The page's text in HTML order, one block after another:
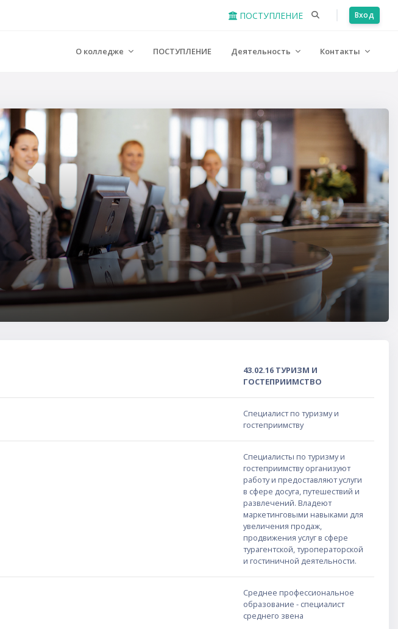
ПОСТУПЛЕНИЕ Вход
О колледже ПОСТУПЛЕНИЕ Деятельность Контакты
43.02.16 ТУРИЗМ И
ГОСТЕПРИИМСТВО
Специалист по туризму и
гостеприимству
Специалисты по туризму и
гостеприимству организуют
работу и предоставляют услуги
в сфере досуга, путешествий и
развлечений. Владеют
маркетинговыми навыками для
увеличения продаж,
продвижения услуг в сфере
турагентской, туроператорской
и гостиничной деятельности.
Среднее профессиональное
образование - специалист
среднего звена